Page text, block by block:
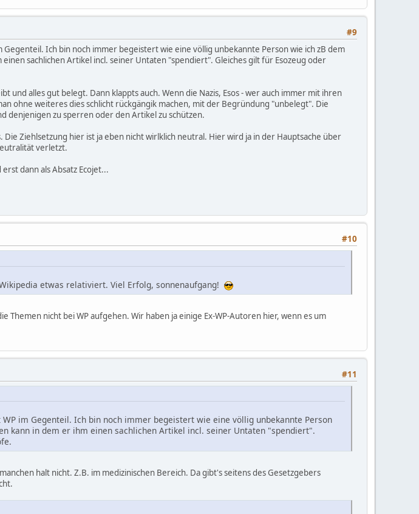
#9
Gegenteil. Ich bin noch immer begeistert wie eine völlig unbekannte Person wie ich zB dem
sachlichen Artikel incl. seiner Untaten "spendiert". Gleiches gilt für Esozeug oder
und alles gut belegt. Dann klappts auch. Wenn die Nazis, Esos - wer auch immer mit ihren
ohne weiteres dies schlicht rückgängik machen, mit der Begründung "unbelegt". Die
denjenigen zu sperren oder den Artikel zu schützen.
Ziehlsetzung hier ist ja eben nicht wirlklich neutral. Hier wird ja in der Hauptsache über
verletzt.
dann als Absatz Ecojet...
#10
etwas relativiert. Viel Erfolg, sonnenaufgang!
Themen nicht bei WP aufgehen. Wir haben ja einige Ex-WP-Autoren hier, wenn es um
#11
im Gegenteil. Ich bin noch immer begeistert wie eine völlig unbekannte Person
kann in dem er ihm einen sachlichen Artikel incl. seiner Untaten "spendiert".
halt nicht. Z.B. im medizinischen Bereich. Da gibt's seitens des Gesetzgebers